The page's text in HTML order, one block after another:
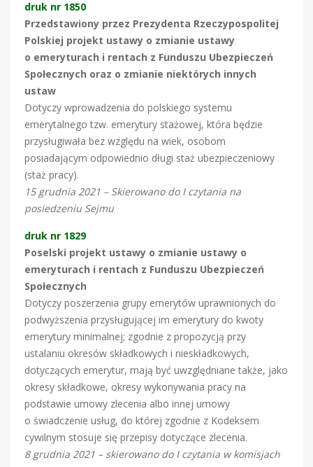
druk nr 1850
Przedstawiony przez Prezydenta Rzeczypospolitej
Polskiej projekt ustawy o zmianie ustawy
o emeryturach i rentach z Funduszu Ubezpieczeń
Społecznych oraz o zmianie niektórych innych
ustaw
Dotyczy wprowadzenia do polskiego systemu
emerytalnego tzw. emerytury stażowej, która będzie
przysługiwała bez względu na wiek, osobom
posiadającym odpowiednio długi staż ubezpieczeniowy
(staż pracy).
15 grudnia 2021 – Skierowano do I czytania na
posiedzeniu Sejmu
druk nr 1829
Poselski projekt ustawy o zmianie ustawy o
emeryturach i rentach z Funduszu Ubezpieczeń
Społecznych
Dotyczy poszerzenia grupy emerytów uprawnionych do
podwyższenia przysługującej im emerytury do kwoty
emerytury minimalnej; zgodnie z propozycją przy
ustalaniu okresów składkowych i nieskładkowych,
dotyczących emerytur, mają być uwzględniane także, jako
okresy składkowe, okresy wykonywania pracy na
podstawie umowy zlecenia albo innej umowy
o świadczenie usług, do której zgodnie z Kodeksem
cywilnym stosuje się przepisy dotyczące zlecenia.
8 grudnia 2021 – skierowano do I czytania w komisjach